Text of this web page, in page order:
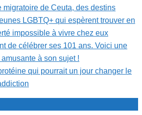
migratoire de Ceuta, des destins
LGBTQ+ qui espèrent trouver en
impossible à vivre chez eux
de célébrer ses 101 ans. Voici une
à son sujet !
qui pourrait un jour changer le